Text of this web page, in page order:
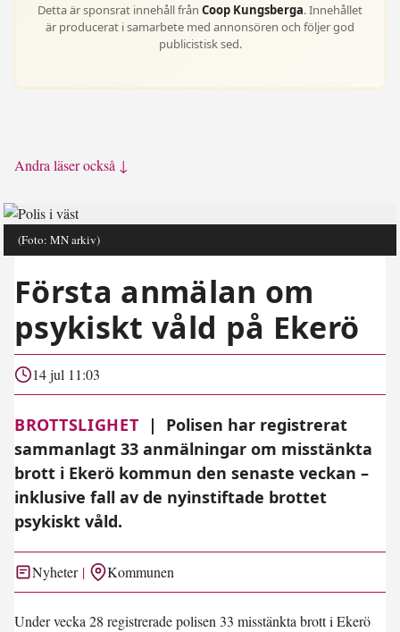
Detta är sponsrat innehåll från Coop Kungsberga. Innehållet
är producerat i samarbete med annonsören och följer god
publicistisk sed.
Andra läser också ↓
(Foto: MN arkiv)
Första anmälan om
psykiskt våld på Ekerö
14 jul 11:03
BROTTSLIGHET |
Polisen har registrerat
sammanlagt 33 anmälningar om misstänkta
brott i Ekerö kommun den senaste veckan –
inklusive fall av de nyinstiftade brottet
psykiskt våld.
Nyheter Kommunen
Under vecka 28 registrerade polisen 33 misstänkta brott i Ekerö